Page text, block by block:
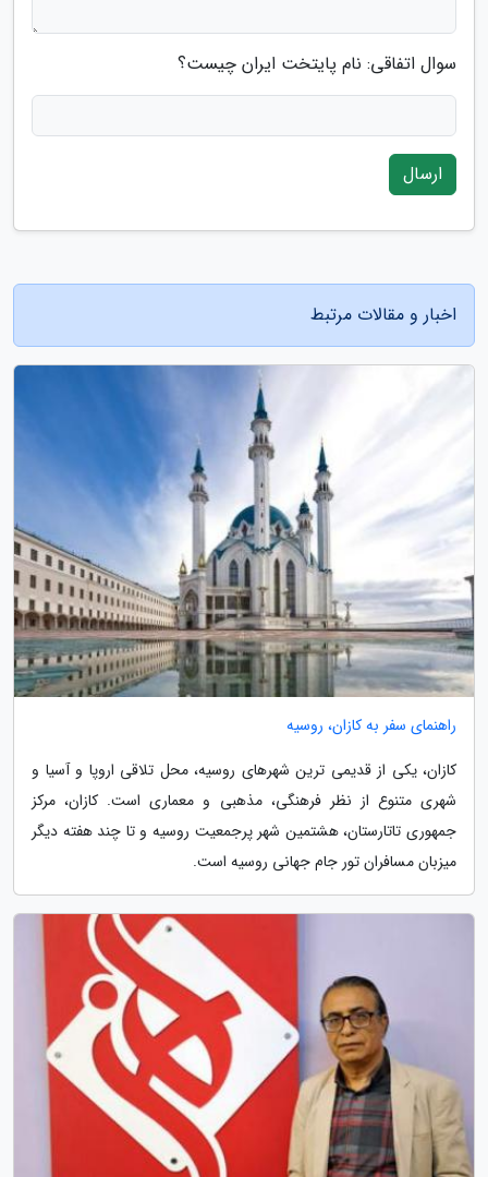
سوال اتفاقی: نام پایتخت ایران چیست؟
ارسال
اخبار و مقالات مرتبط
راهنمای سفر به کازان، روسیه
کازان، یکی از قدیمی ترین شهرهای روسیه، محل تلاقی اروپا و آسیا و
شهری متنوع از نظر فرهنگی، مذهبی و معماری است. کازان، مرکز
جمهوری تاتارستان، هشتمین شهر پرجمعیت روسیه و تا چند هفته دیگر
میزبان مسافران تور جام جهانی روسیه است.